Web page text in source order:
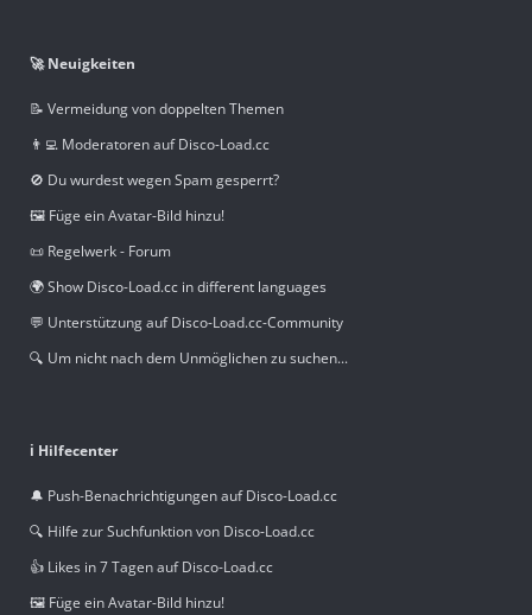
🚀 Neuigkeiten
📝 Vermeidung von doppelten Themen
👨‍💻 Moderatoren auf Disco-Load.cc
🚫 Du wurdest wegen Spam gesperrt?
🖼️ Füge ein Avatar-Bild hinzu!
📜 Regelwerk - Forum
🌍 Show Disco-Load.cc in different languages
💬 Unterstützung auf Disco-Load.cc-Community
🔍 Um nicht nach dem Unmöglichen zu suchen...
ℹ️ Hilfecenter
🔔 Push-Benachrichtigungen auf Disco-Load.cc
🔍 Hilfe zur Suchfunktion von Disco-Load.cc
👍 Likes in 7 Tagen auf Disco-Load.cc
🖼️ Füge ein Avatar-Bild hinzu!